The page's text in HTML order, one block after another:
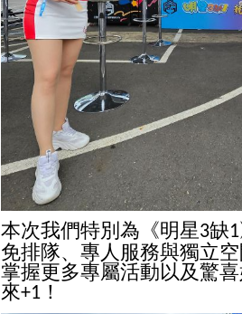
本次我們特別為《明星3缺1
免排隊、專人服務與獨立
掌握更多專屬活動以及驚
來+1 ！